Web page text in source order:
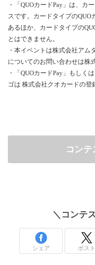
・「QUOカードPay」は、カ
スです。カードタイプの
あるほか、カードタイプの
とはできません。
・本イベントは株式会社アム
についてのお問い合わせは株
・「QUOカードPay」もしく
ゴは 株式会社クオカードの登
コンテ
＼ コンテ
シェア ポスト